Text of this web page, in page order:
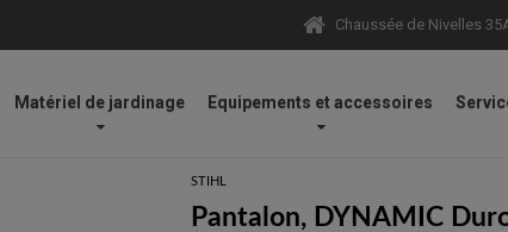
Chaussée de Nivelles
Matériel de jardinage Equipements et accessoires
Pantalons de travail Pantalon, DYNAMIC DuroTEC, Design A, Classe 1,
STIHL
Pantalon, DYNAMIC